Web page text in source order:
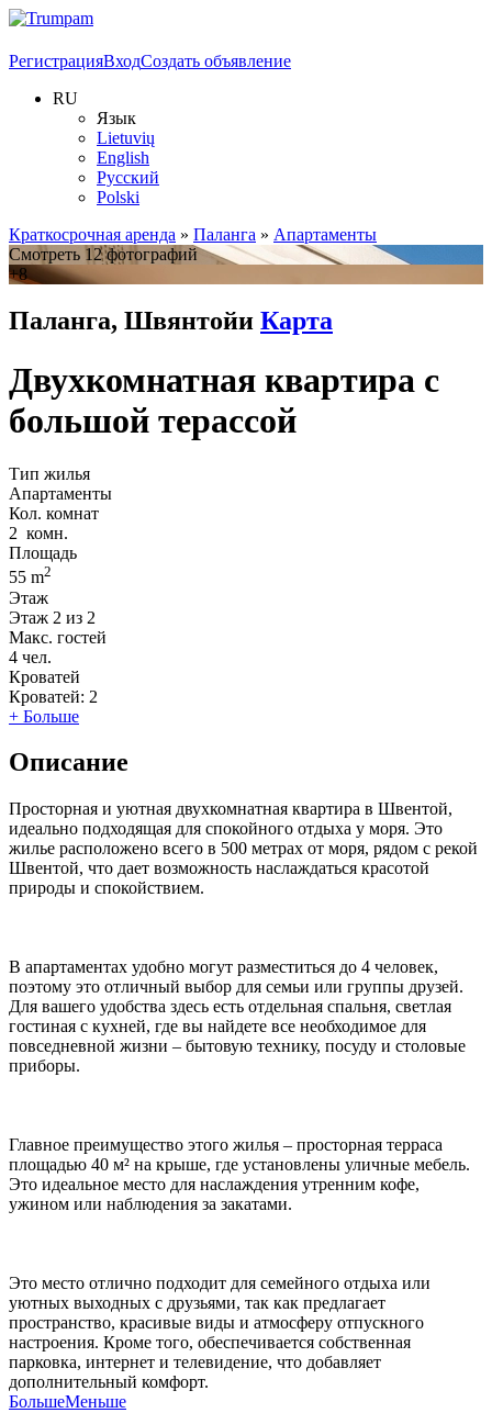
РегистрацияВходСоздать объявление
RU
Язык
Lietuvių
English
Русский
Polski
Краткосрочная аренда » Паланга » Апартаменты
Смотреть 12 фотографий
+8
Паланга, Швянтойи Карта
Двухкомнатная квартира с
большой терассой
Тип жилья
Апартаменты
Кол. комнат
2 комн.
Площадь
55 m2
Этаж
Этаж 2 из 2
Макс. гостей
4 чел.
Кроватей
Кроватей: 2
+ Больше
Описание
Просторная и уютная двухкомнатная квартира в Швентой,
идеально подходящая для спокойного отдыха у моря. Это
жилье расположено всего в 500 метрах от моря, рядом с рекой
Швентой, что дает возможность наслаждаться красотой
природы и спокойствием.
В апартаментах удобно могут разместиться до 4 человек,
поэтому это отличный выбор для семьи или группы друзей.
Для вашего удобства здесь есть отдельная спальня, светлая
гостиная с кухней, где вы найдете все необходимое для
повседневной жизни – бытовую технику, посуду и столовые
приборы.
Главное преимущество этого жилья – просторная терраса
площадью 40 м² на крыше, где установлены уличные мебель.
Это идеальное место для наслаждения утренним кофе,
ужином или наблюдения за закатами.
Это место отлично подходит для семейного отдыха или
уютных выходных с друзьями, так как предлагает
пространство, красивые виды и атмосферу отпускного
настроения. Кроме того, обеспечивается собственная
парковка, интернет и телевидение, что добавляет
дополнительный комфорт.
БольшеМеньше